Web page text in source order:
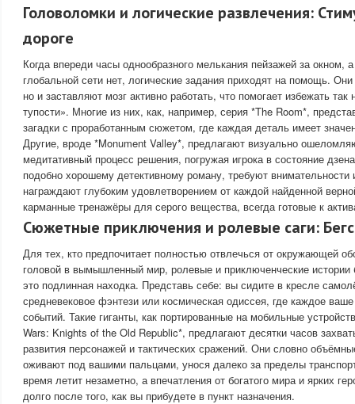
Головоломки и логические развлечения:
дороге
Когда впереди часы однообразного мелькания пейзажей за окном,
глобальной сети нет, логические задания приходят на помощь.
но и заставляют мозг активно работать, что помогает избежать
тупости». Многие из них, как, например, серия *The Room*,
загадки с проработанным сюжетом, где каждая деталь имеет
Другие, вроде *Monument Valley*, предлагают визуально
медитативный процесс решения, погружая игрока в состояние
подобно хорошему детективному роману, требуют внимательности
награждают глубоким удовлетворением от каждой найденной
карманные тренажёры для серого вещества, всегда готовые к
Сюжетные приключения и ролевые саги:
Для тех, кто предпочитает полностью отвлечься от окружающей
головой в вымышленный мир, ролевые и приключенческие истории
это подлинная находка. Представь себе: вы сидите в кресле
средневековое фэнтези или космическая одиссея, где каждое
событий. Такие гиганты, как портированные на мобильные
Wars: Knights of the Old Republic*, предлагают десятки часов
развития персонажей и тактических сражений. Они словно
оживают под вашими пальцами, унося далеко за пределы
время летит незаметно, а впечатления от богатого мира и ярких
долго после того, как вы прибудете в пункт назначения.